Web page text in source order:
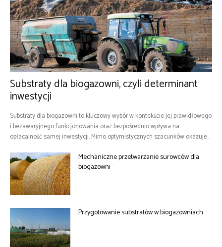
Substraty dla biogazowni, czyli determinant
inwestycji
Substraty dla biogazowni to kluczowy wybór w kontekście jej prawidłowego
i bezawaryjnego funkcjonowania oraz bezpośrednio wpływa na
opłacalność samej inwestycji. Mimo optymistycznych szacunków okazuje...
Mechaniczne przetwarzanie surowców dla
biogazowni
Przygotowanie substratów w biogazowniach